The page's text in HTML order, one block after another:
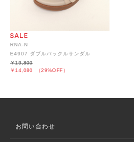
RNA-N
E4907 ダブルバックルサンダル
￥14,080 （29%OFF）
￥19,800
お問い合わせ